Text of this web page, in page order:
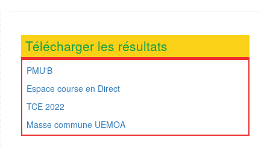
Télécharger les résultats
PMU'B
Espace course en Direct
TCE 2022
Masse commune UEMOA